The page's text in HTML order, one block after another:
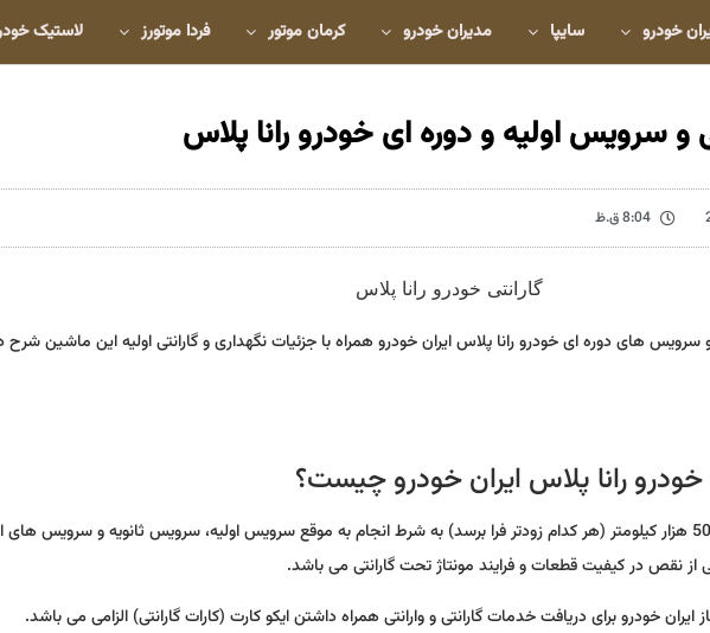
خودرو سایپا مدیران خودرو کرمان موتور فردا موتورز لاستیک
و سرویس اولیه و دوره ای خودرو رانا پلاس
8:04 ق.ظ
های دوره ای خودرو رانا پلاس ایران خودرو همراه با جزئیات نگهداری و گارانتی اولیه این ماشین
رانا پلاس ایران خودرو چیست؟
خودرو رانا پلاس به مدت 3 سال یا مسافت 50 هزار کیلومتر (هر کدام زودتر فرا برسد) به شرط انجام به موقع سرویس اولیه، سرویس ثانویه و سرویس
از نقص در کیفیت قطعات و فرایند مونتاژ تحت گارانتی می باشد.